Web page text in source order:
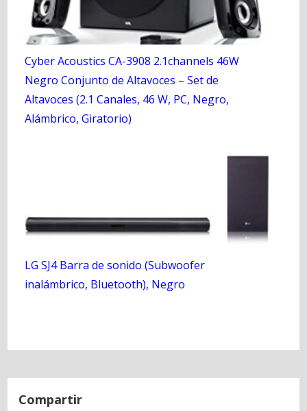
Cyber Acoustics CA-3908 2.1channels 46W
Negro Conjunto de Altavoces – Set de
Altavoces (2.1 Canales, 46 W, PC, Negro,
Alámbrico, Giratorio)
LG SJ4 Barra de sonido (Subwoofer
inalámbrico, Bluetooth), Negro
N
Compartir